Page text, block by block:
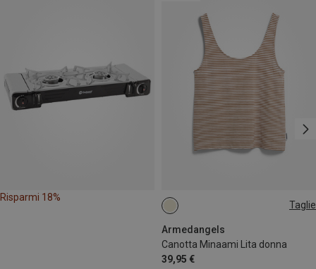
Risparmi 18%
Taglie
Armedangels
Canotta Minaami Lita donna
39,95 €
M